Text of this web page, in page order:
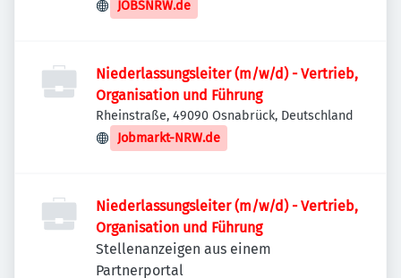
JOBSNRW.de
Niederlassungsleiter (m/w/d) - Vertrieb,
Organisation und Führung
Rheinstraße, 49090 Osnabrück, Deutschland
Jobmarkt-NRW.de
Niederlassungsleiter (m/w/d) - Vertrieb,
Organisation und Führung
Stellenanzeigen aus einem
Partnerportal